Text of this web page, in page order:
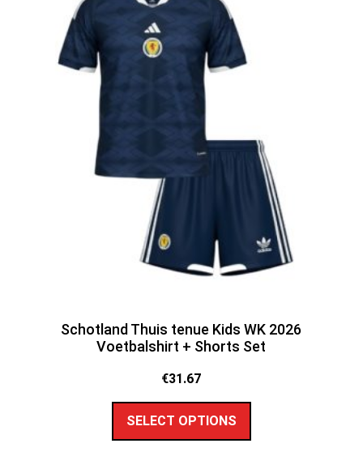
Schotland Thuis tenue Kids WK 2026
Voetbalshirt + Shorts Set
€31.67
SELECT OPTIONS